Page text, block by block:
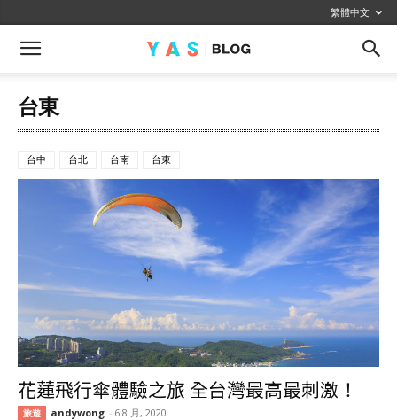
繁體中文
台東
台中 台北 台南 台東
花蓮飛行傘體驗之旅 全台灣最高最刺激！
旅遊 andywong - 6 8 月, 2020